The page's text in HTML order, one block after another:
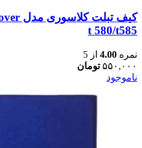
t 580/t585
نمره 4.00 از 5
۵۵۰,۰۰۰ تومان
ناموجود